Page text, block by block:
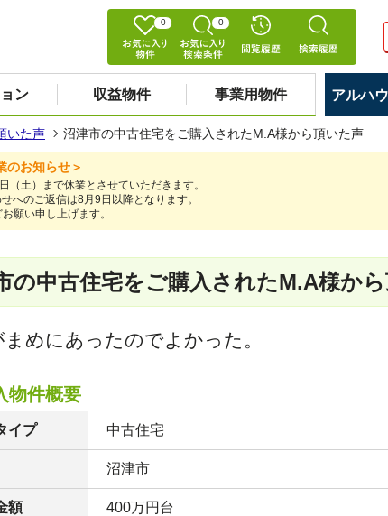
0 0
ン 収益物件 事業用物件 アルハ
いた声 沼津市の中古住宅をご購入されたM.A様から頂いた声
のお知らせ＞
（土）まで休業とさせていただきます。
へのご返信は8月9日以降となります。
願い申し上げます。
の中古住宅をご購入されたM.A様か
まめにあったのでよかった。
物件概要
イプ 中古住宅
沼津市
額 400万円台